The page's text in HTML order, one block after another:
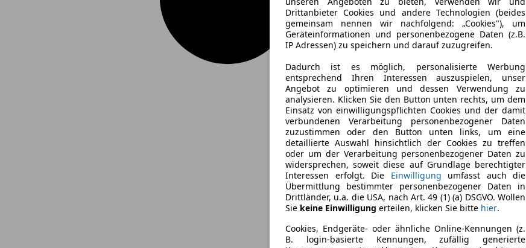
Drittanbieter Cookies und andere Technologien (beides
gemeinsam nennen wir nachfolgend: „Cookies"), um
Geräteinformationen und personenbezogene Daten (z.B.
IP Adressen) zu speichern und darauf zuzugreifen.
Dadurch ist es möglich, personalisierte Werbung
entsprechend Ihren Interessen auszuspielen, unser
Angebot zu optimieren und dessen Verwendung zu
analysieren. Klicken Sie den Button unten rechts, um dem
Einsatz von einwilligungspflichten Cookies und der damit
verbundenen Verarbeitung personenbezogener Daten
zuzustimmen oder den Button unten links, um eine
detaillierte Auswahl hinsichtlich der Cookies zu treffen
oder um der Verarbeitung personenbezogener Daten zu
widersprechen, soweit diese auf Grundlage berechtigter
Interessen erfolgt. Die Einwilligung umfasst auch die
Übermittlung bestimmter personenbezogener Daten in
Drittländer, u.a. die USA, nach Art. 49 (1) (a) DSGVO. Wollen
Sie keine Einwilligung erteilen, klicken Sie bitte hier.
Cookies, Endgeräte- oder ähnliche Online-Kennungen (z.
B. login-basierte Kennungen, zufällig generierte